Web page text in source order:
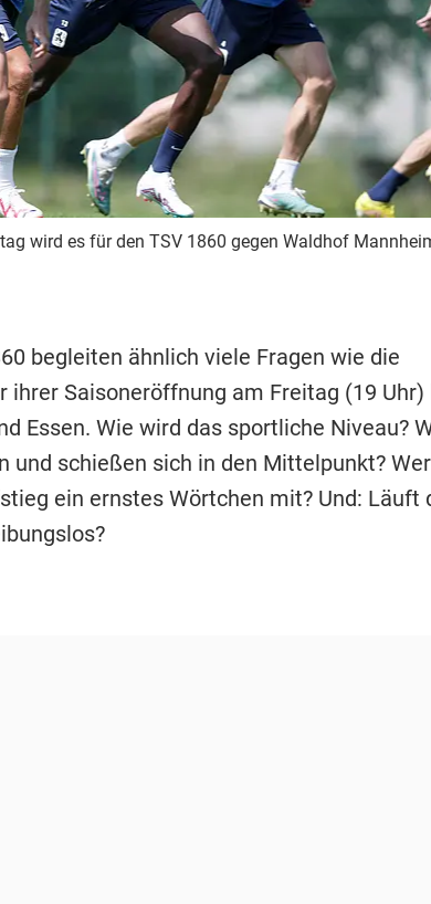
wird es für den TSV 1860 gegen Waldhof
begleiten ähnlich viele Fragen wie die
ihrer Saisoneröffnung am Freitag (19 Uhr)
Essen. Wie wird das sportliche Niveau?
und schießen sich in den Mittelpunkt?
ein ernstes Wörtchen mit? Und: Läuft